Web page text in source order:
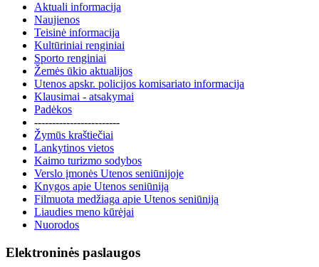
Aktuali informacija
Naujienos
Teisinė informacija
Kultūriniai renginiai
Sporto renginiai
Žemės ūkio aktualijos
Utenos apskr. policijos komisariato informacija
Klausimai - atsakymai
Padėkos
------------------------
Žymūs kraštiečiai
Lankytinos vietos
Kaimo turizmo sodybos
Verslo įmonės Utenos seniūnijoje
Knygos apie Utenos seniūniją
Filmuota medžiaga apie Utenos seniūniją
Liaudies meno kūrėjai
Nuorodos
Elektroninės paslaugos